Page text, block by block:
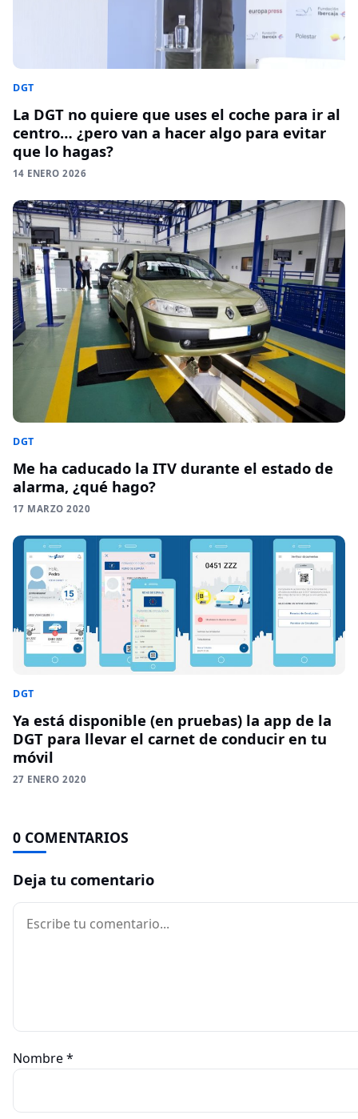
DGT
La DGT no quiere que uses el coche para ir al
centro… ¿pero van a hacer algo para evitar
que lo hagas?
14 ENERO 2026
DGT
Me ha caducado la ITV durante el estado de
alarma, ¿qué hago?
17 MARZO 2020
DGT
Ya está disponible (en pruebas) la app de la
DGT para llevar el carnet de conducir en tu
móvil
27 ENERO 2020
0 COMENTARIOS
Deja tu comentario
Comentario
Nombre*